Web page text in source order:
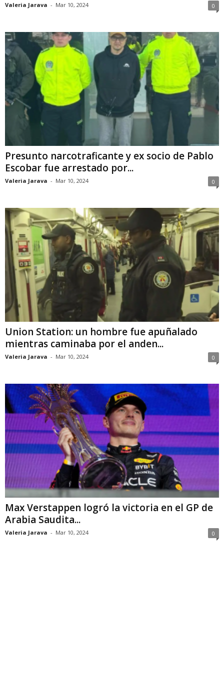
Valeria Jarava - Mar 10, 2024 0
Presunto narcotraficante y ex socio de Pablo
Escobar fue arrestado por...
Valeria Jarava - Mar 10, 2024 0
Union Station: un hombre fue apuñalado
mientras caminaba por el anden...
Valeria Jarava - Mar 10, 2024 0
Max Verstappen logró la victoria en el GP de
Arabia Saudita...
Valeria Jarava - Mar 10, 2024 0